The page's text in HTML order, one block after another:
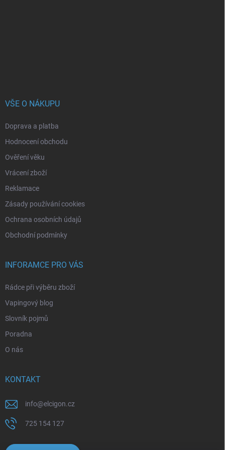
VŠE O NÁKUPU
Doprava a platba
Hodnocení obchodu
Ověření věku
Vrácení zboží
Reklamace
Zásady používání cookies
Ochrana osobních údajů
Obchodní podmínky
INFORAMCE PRO VÁS
Rádce při výběru zboží
Vapingový blog
Slovník pojmů
Poradna
O nás
KONTAKT
info@elcigon.cz
725 154 127